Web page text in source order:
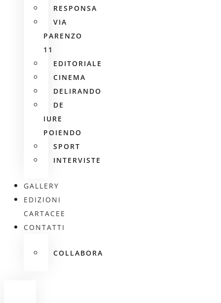
RESPONSA
VIA
PARENZO
11
EDITORIALE
CINEMA
DELIRANDO
DE
IURE
POIENDO
SPORT
INTERVISTE
GALLERY
EDIZIONI
CARTACEE
CONTATTI
COLLABORA